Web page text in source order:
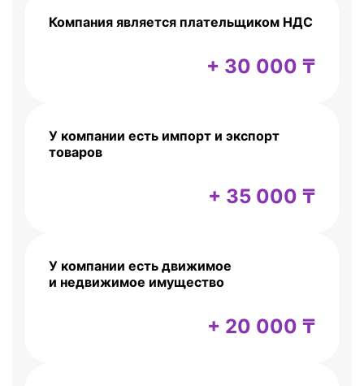
Компания является плательщиком НДС
+ 30 000 ₸
У компании есть импорт и экспорт
товаров
+ 35 000 ₸
У компании есть движимое
и недвижимое имущество
+ 20 000 ₸